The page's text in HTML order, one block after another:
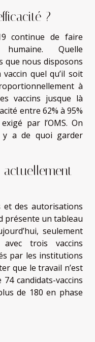
?
continue de faire
Quelle
que nous disposons
quel qu’il soit
à
vaccins jusque là
entre 62% à 95%
par l’OMS. On
y a de quoi garder
et des autorisations
présente un tableau
seulement
trois vaccins
par les institutions
que le travail n’est
candidats-vaccins
de 180 en phase